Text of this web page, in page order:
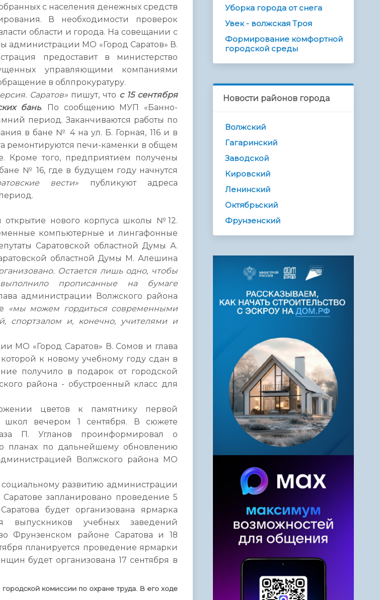
с населения денежных средств
В необходимости проверок
области и города. На совещании с
администрации МО «Город Саратов» В.
предоставит в министерство
управляющими компаниями
в облпрокуратуру.
Саратов»пишут, что с 15 сентября
бань. По сообщению МУП «Банно-
период. Заканчиваются работы по
в бане № 4 на ул. Б. Горная, 116 и в
ремонтируются печи-каменки в общем
Кроме того, предприятием получены
№ 16, где в будущем году начнутся
вести» публикуют адреса
открытие нового корпуса школы №12.
компьютерные и лингафонные
Саратовской областной Думы А.
областной Думы М. Алешина
Остается лишь одно, чтобы
выполнило прописанные на бумаге
администрации Волжского района
«мы можем гордиться современными
спортзалом и, конечно, учителями и
МО «Город Саратов» В. Сомов и глава
к новому учебному году сдан в
получило в подарок от городской
района - обустроенный класс для
цветов к памятнику первой
школ вечером 1 сентября. В сюжете
П. Угланов проинформировал о
планах по дальнейшему обновлению
Волжского района МО
развитию администрации
запланировано проведение 5
будет организована ярмарка
учебных заведений
Фрунзенском районе Саратова и 18
планируется проведение ярмарки
будет организована 17 сентября в
комиссии по охране труда. В его ходе
Уборка города от снега
Увек - волжская Троя
Формирование комфортной
городской среды
Новости районов города
Волжский
Гагаринский
Заводской
Кировский
Ленинский
Октябрьский
Фрунзенский